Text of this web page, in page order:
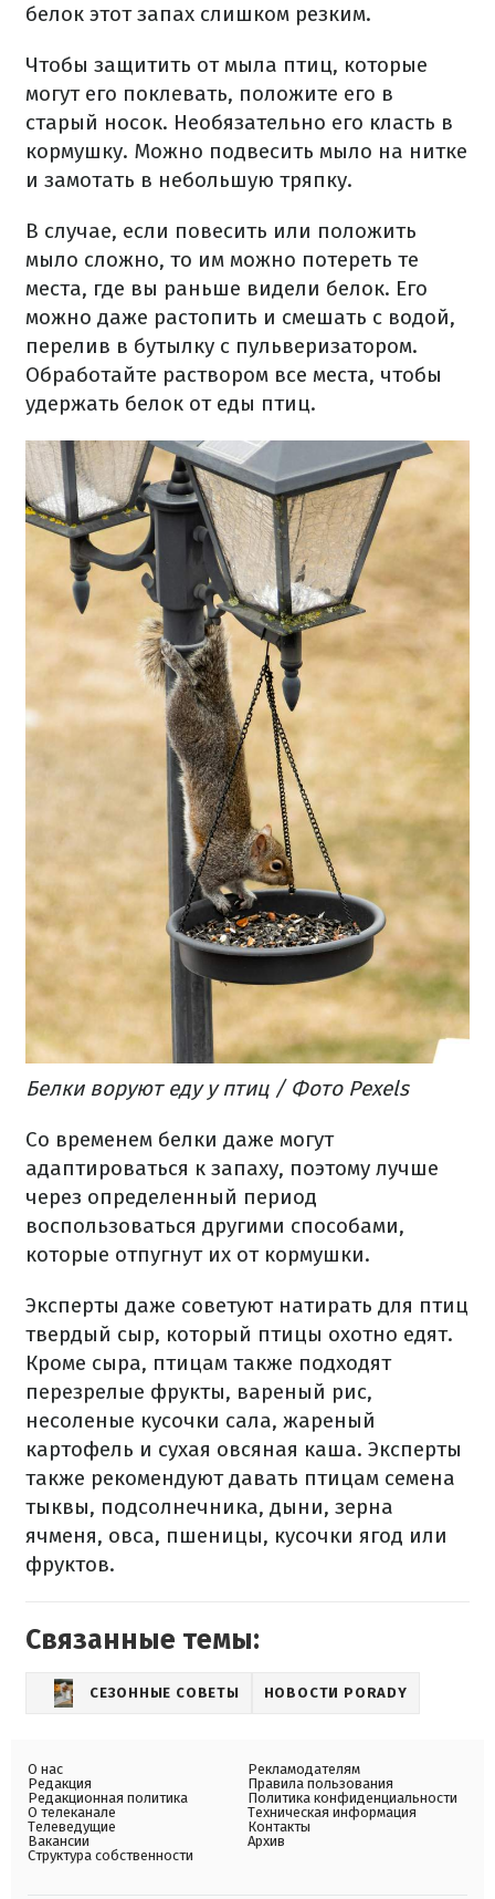
белок этот запах слишком резким.
Чтобы защитить от мыла птиц, которые
могут его поклевать, положите его в
старый носок. Необязательно его класть в
кормушку. Можно подвесить мыло на нитке
и замотать в небольшую тряпку.
В случае, если повесить или положить
мыло сложно, то им можно потереть те
места, где вы раньше видели белок. Его
можно даже растопить и смешать с водой,
перелив в бутылку с пульверизатором.
Обработайте раствором все места, чтобы
удержать белок от еды птиц.
Белки воруют еду у птиц / Фото Pexels
Со временем белки даже могут
адаптироваться к запаху, поэтому лучше
через определенный период
воспользоваться другими способами,
которые отпугнут их от кормушки.
Эксперты даже советуют натирать для птиц
твердый сыр, который птицы охотно едят.
Кроме сыра, птицам также подходят
перезрелые фрукты, вареный рис,
несоленые кусочки сала, жареный
картофель и сухая овсяная каша. Эксперты
также рекомендуют давать птицам семена
тыквы, подсолнечника, дыни, зерна
ячменя, овса, пшеницы, кусочки ягод или
фруктов.
Связанные темы:
СЕЗОННЫЕ СОВЕТЫ НОВОСТИ PORADY
О нас
Редакция
Редакционная политика
О телеканале
Телеведущие
Вакансии
Структура собственности
Рекламодателям
Правила пользования
Политика конфиденциальности
Техническая информация
Контакты
Архив